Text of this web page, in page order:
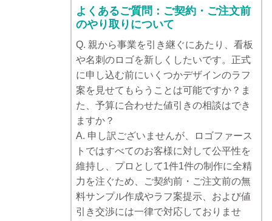
よくあるご質問：ご契約・ご注文前
のやり取りについて
Q. 親から事業を引き継ぐにあたり、看板
や名刺のロゴを新しくしたいです。正式
に申し込む前にいくつかデザインのラフ
案を見せてもらうことは可能ですか？ま
た、予算に合わせた値引きの相談はでき
ますか？
A. 申し訳ございませんが、ロゴファース
トではすべてのお客様に対して公平性を
維持し、プロとして1件1件の制作に全精
力を注ぐため、ご契約前・ご注文前の無
料サンプル作成やラフ案提示、および値
引き交渉には一律で対応しておりませ